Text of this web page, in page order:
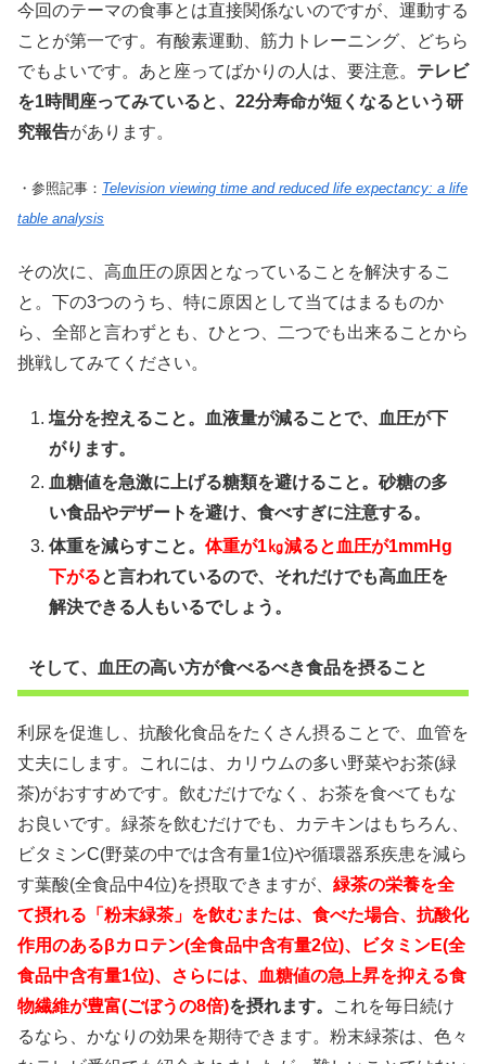
今回のテーマの食事とは直接関係ないのですが、運動する
ことが第一です。有酸素運動、筋力トレーニング、どちら
でもよいです。あと座ってばかりの人は、要注意。 テレビ
を1時間座ってみていると、22分寿命が短くなるという研
究報告があります。
・参照記事： Television viewing time and reduced life expectancy: a life
table analysis
その次に、高血圧の原因となっていることを解決するこ
と。下の3つのうち、特に原因として当てはまるものか
ら、全部と言わずとも、ひとつ、二つでも出来ることから
挑戦してみてください。
塩分を控えること。血液量が減ることで、血圧が下
がります。
血糖値を急激に上げる糖類を避けること。砂糖の多
い食品やデザートを避け、食べすぎに注意する。
体重を減らすこと。体重が1㎏減ると血圧が1mmHg
下がると言われているので、それだけでも高血圧を
解決できる人もいるでしょう。
そして、血圧の高い方が食べるべき食品を摂ること
利尿を促進し、抗酸化食品をたくさん摂ることで、血管を
丈夫にします。これには、カリウムの多い野菜やお茶(緑
茶)がおすすめです。飲むだけでなく、お茶を食べてもな
お良いです。緑茶を飲むだけでも、カテキンはもちろん、
ビタミンC(野菜の中では含有量1位)や循環器系疾患を減ら
す葉酸(全食品中4位)を摂取できますが、 緑茶の栄養を全
て摂れる「粉末緑茶」を飲むまたは、食べた場合、抗酸化
作用のあるβカロテン(全食品中含有量2位)、ビタミンE(全
食品中含有量1位)、さらには、血糖値の急上昇を抑える食
物繊維が豊富(ごぼうの8倍)を摂れます。
これを毎日続け
るなら、かなりの効果を期待できます。粉末緑茶は、色々